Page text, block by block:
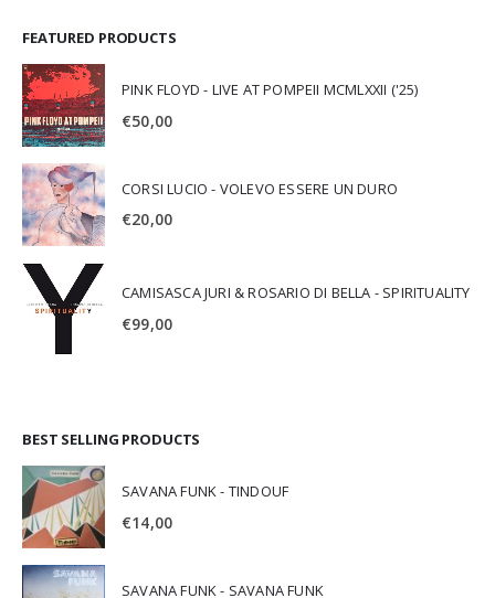
FEATURED PRODUCTS
PINK FLOYD - LIVE AT POMPEII MCMLXXII ('25)
€50,00
CORSI LUCIO - VOLEVO ESSERE UN DURO
€20,00
CAMISASCA JURI & ROSARIO DI BELLA - SPIRITUALITY
€99,00
BEST SELLING PRODUCTS
SAVANA FUNK - TINDOUF
€14,00
SAVANA FUNK - SAVANA FUNK